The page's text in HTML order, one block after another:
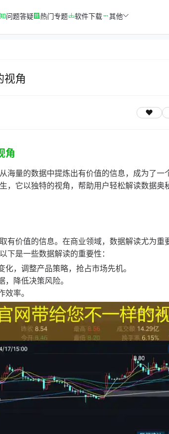
问题答疑 热门专题 软件下载 其他
视角
角
海量的数据中提炼出有价值的信息，成为了一
，它以独特的视角，帮助用户轻松解读数据奥
价值的信息。在商业领域，数据解读尤为重
下是一些数据解读的重要性：
，调整产品策略，抢占市场先机。
降低决策风险。
率。